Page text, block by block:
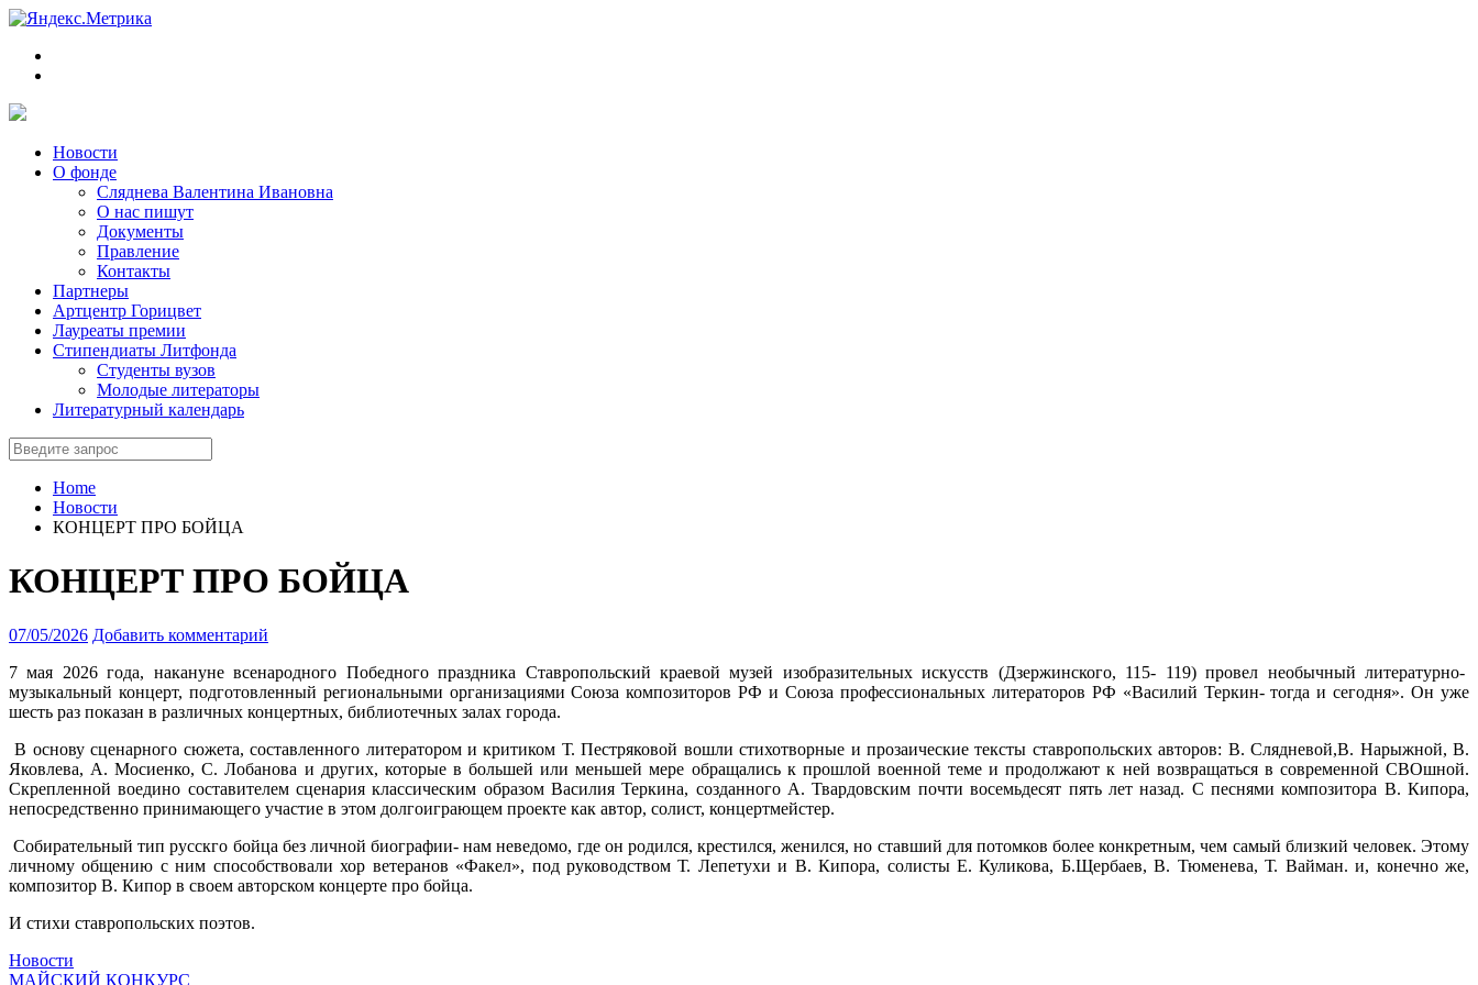
Новости
О фонде
Сляднева Валентина Ивановна
О нас пишут
Документы
Правление
Контакты
Партнеры
Артцентр Горицвет
Лауреаты премии
Стипендиаты Литфонда
Студенты вузов
Молодые литераторы
Литературный календарь
Home
Новости
КОНЦЕРТ ПРО БОЙЦА
КОНЦЕРТ ПРО БОЙЦА
07/05/2026 Добавить комментарий
7 мая 2026 года, накануне всенародного Победного праздника Ставропольский краевой музей изобразительных искусств (Дзержинского, 115- 119) провел необычный литературно-
музыкальный концерт, подготовленный региональными организациями Союза композиторов РФ и Союза профессиональных литераторов РФ «Василий Теркин- тогда и сегодня». Он уже
шесть раз показан в различных концертных, библиотечных залах города.
В основу сценарного сюжета, составленного литератором и критиком Т. Пестряковой вошли стихотворные и прозаические тексты ставропольских авторов: В. Слядневой,В. Нарыжной, В.
Яковлева, А. Мосиенко, С. Лобанова и других, которые в большей или меньшей мере обращались к прошлой военной теме и продолжают к ней возвращаться в современной СВОшной.
Скрепленной воедино составителем сценария классическим образом Василия Теркина, созданного А. Твардовским почти восемьдесят пять лет назад. С песнями композитора В. Кипора,
непосредственно принимающего участие в этом долгоиграющем проекте как автор, солист, концертмейстер.
Собирательный тип русскго бойца без личной биографии- нам неведомо, где он родился, крестился, женился, но ставший для потомков более конкретным, чем самый близкий человек. Этому
личному общению с ним способствовали хор ветеранов «Факел», под руководством Т. Лепетухи и В. Кипора, солисты Е. Куликова, Б.Щербаев, В. Тюменева, Т. Вайман. и, конечно же,
композитор В. Кипор в своем авторском концерте про бойца.
И стихи ставропольских поэтов.
Новости
МАЙСКИЙ КОНКУРС